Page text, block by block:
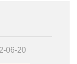
06-20